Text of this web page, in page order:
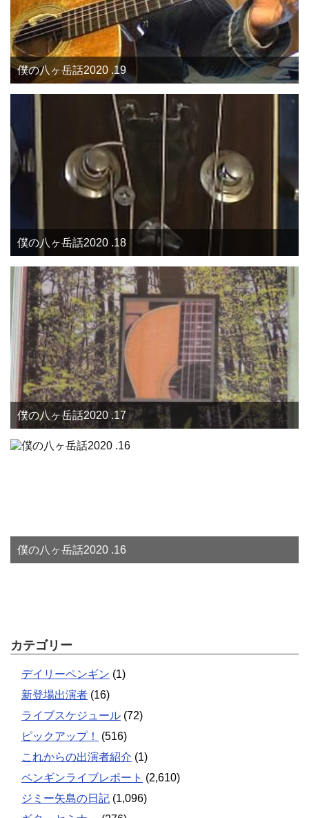
僕の八ヶ岳話2020 .19
僕の八ヶ岳話2020 .18
僕の八ヶ岳話2020 .17
僕の八ヶ岳話2020 .16
カテゴリー
デイリーペンギン (1)
新登場出演者 (16)
ライブスケジュール (72)
ピックアップ！
(516)
これからの出演者紹介 (1)
ペンギンライブレポート (2,610)
ジミー矢島の日記 (1,096)